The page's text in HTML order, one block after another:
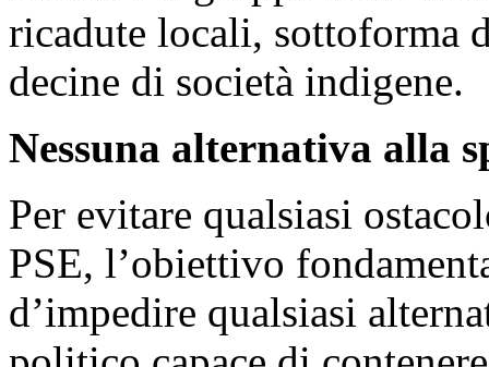
ricadute locali, sottoforma
decine di società indigene.
Nessuna alternativa alla
Per evitare qualsiasi
PSE, l’obiettivo
d’impedire qualsiasi